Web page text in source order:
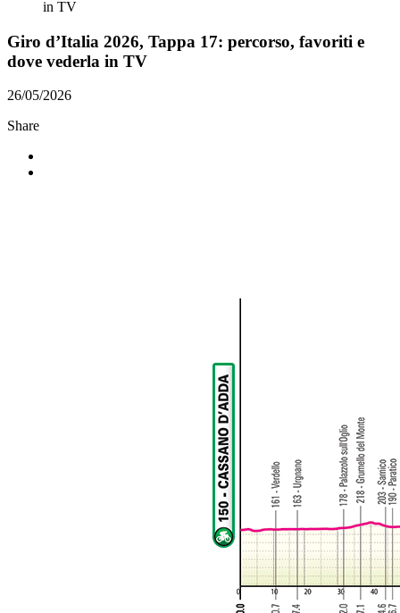
in TV
Giro d’Italia 2026, Tappa 17: percorso, favoriti e
dove vederla in TV
26/05/2026
Share